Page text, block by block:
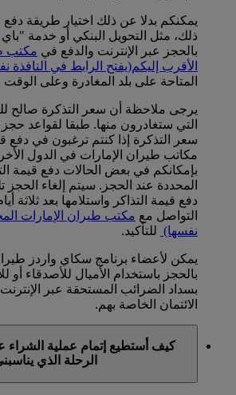
يمكنكم بدلا عن ذلك اختيار طريقة دفع
ذلك، مثل التحويل البنكي أو خدمة
بالحجز عبر الإنترنت والدفع في مكتب
الأقرب إليكم(يفتح الرابط في النافذة
المتاحة على بلد المغادرة وعلى
يرجى ملاحظة أن سعر التذكرة صالح
التي ستغادرون منها. طبقا لقواعد حجز
سعر التذكرة إذا كنتم ترغبون في دفع
مكاتب طيران الإمارات في الدول
بإمكانكم في بعض الحالات دفع قيمة
المحددة عند الحجز. سيتم إلغاء الحجز
دفع قيمة التذاكر واستلامها بعد ثلاثة
التواصل مع مكتب طيران الإمارات
نفسها) للتأكيد.
يمكن لأعضاء برنامج سكاي واردز
بالحجز باستخدام الأميال للأصدقاء أو
بسداد الضرائب المستحقة عبر
الائتمان الخاصة بهم.
كيف أستطيع إتمام عملية الشراء
الرحلة الذي